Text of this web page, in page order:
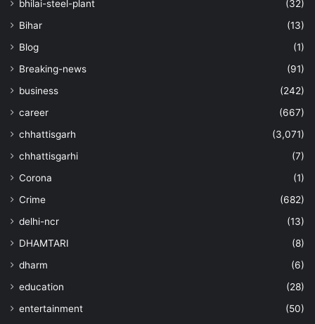
bhilai-steel-plant
(32)
Bihar
(13)
Blog
(1)
Breaking-news
(91)
business
(242)
career
(667)
chhattisgarh
(3,071)
chhattisgarhi
(7)
Corona
(1)
Crime
(682)
delhi-ncr
(13)
DHAMTARI
(8)
dharm
(6)
education
(28)
entertainment
(50)